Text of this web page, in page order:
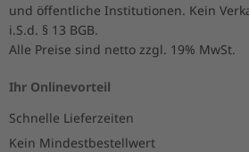
und öffentliche Institutionen. Kein
i.S.d. § 13 BGB.
Alle Preise sind netto zzgl. 19% MwSt.
Ihr Onlinevorteil
Schnelle Lieferzeiten
Kein Mindestbestellwert